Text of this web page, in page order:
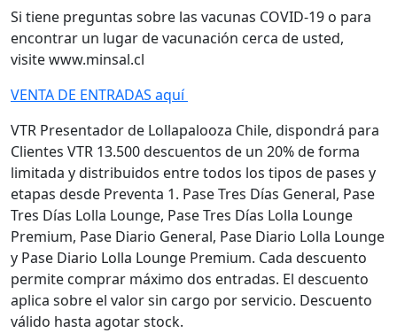
Si tiene preguntas sobre las vacunas COVID-19 o para
encontrar un lugar de vacunación cerca de usted,
visite www.minsal.cl
VENTA DE ENTRADAS aquí
VTR Presentador de Lollapalooza Chile, dispondrá para
Clientes VTR 13.500 descuentos de un 20% de forma
limitada y distribuidos entre todos los tipos de pases y
etapas desde Preventa 1. Pase Tres Días General, Pase
Tres Días Lolla Lounge, Pase Tres Días Lolla Lounge
Premium, Pase Diario General, Pase Diario Lolla Lounge
y Pase Diario Lolla Lounge Premium. Cada descuento
permite comprar máximo dos entradas. El descuento
aplica sobre el valor sin cargo por servicio. Descuento
válido hasta agotar stock.